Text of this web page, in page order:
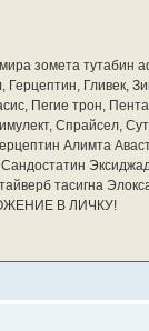
зомета
Гливек,
Пегие трон,
Спрайсел,
Алимта
тасигна
В ЛИЧКУ!